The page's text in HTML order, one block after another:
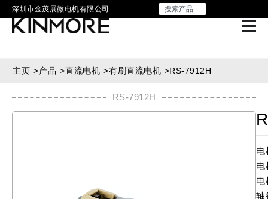
深圳市金茂展微电机有限公司
主页 >产品 >直流电机 >有刷直流电机 >RS-7912H
RS-7912H
电
电
电
轴